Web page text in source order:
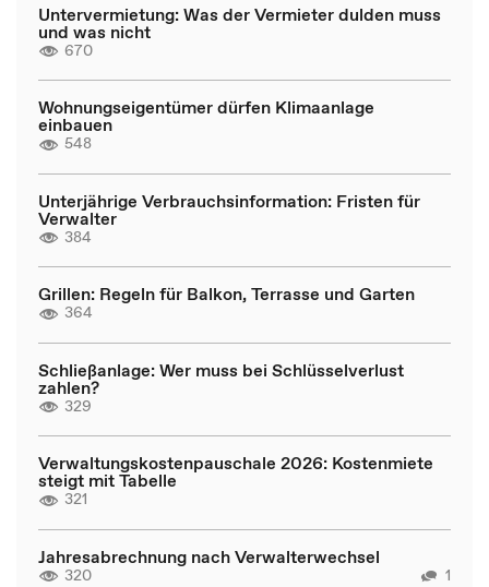
Untervermietung: Was der Vermieter dulden muss
und was nicht
670
Wohnungseigentümer dürfen Klimaanlage
einbauen
548
Unterjährige Verbrauchsinformation: Fristen für
Verwalter
384
Grillen: Regeln für Balkon, Terrasse und Garten
364
Schließanlage: Wer muss bei Schlüsselverlust
zahlen?
329
Verwaltungskostenpauschale 2026: Kostenmiete
steigt mit Tabelle
321
Jahresabrechnung nach Verwalterwechsel
320 1